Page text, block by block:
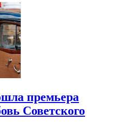
премьера
Советского